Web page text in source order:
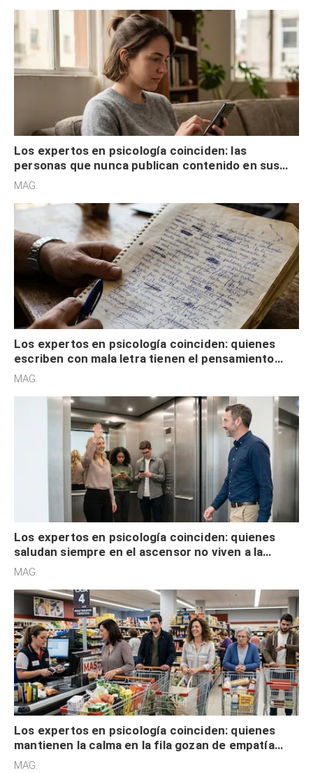
Los expertos en psicología coinciden: las
personas que nunca publican contenido en sus
redes sociales no pretenden buscar validación
MAG.
Los expertos en psicología coinciden: quienes
escriben con mala letra tienen el pensamiento
acelerado y no lo hacen por desinterés
MAG.
Los expertos en psicología coinciden: quienes
saludan siempre en el ascensor no viven a la
defensiva y tienen apertura social
MAG.
Los expertos en psicología coinciden: quienes
mantienen la calma en la fila gozan de empatía
cognitiva, gratitud y no solo tienen autocontrol
MAG.